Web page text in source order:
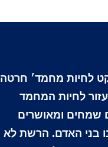
לחיות מחמד׳ חרטה
לחיות המחמד
שמחים ומאושרים
בני האדם. הרשת לא